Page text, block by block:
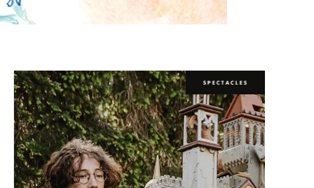
SPECTACLES